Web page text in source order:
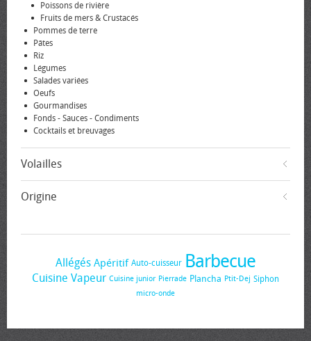
Poissons de rivière
Fruits de mers & Crustacés
Pommes de terre
Pâtes
Riz
Légumes
Salades variées
Oeufs
Gourmandises
Fonds - Sauces - Condiments
Cocktails et breuvages
Volailles
Origine
Allégés Apéritif Auto-cuisseur Barbecue
Cuisine Vapeur Cuisine junior Pierrade Plancha Ptit-Dej Siphon
micro-onde